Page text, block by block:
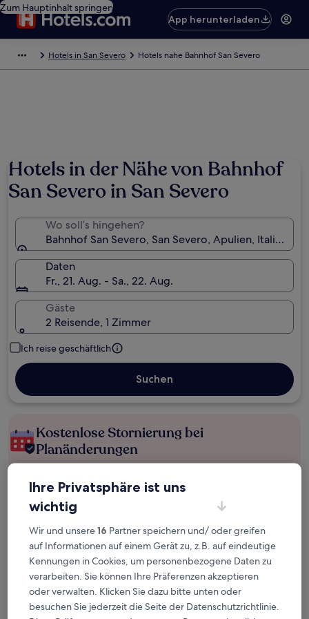
Zum Hauptinhalt springen
App herunterladen
Hotels in San Severo Hotels nahe Bahnhof San Severo
Hotels in der Nähe von Bahnhof
San Severo in San Severo
Wo soll’s hingehen?
Bahnhof San Severo, San Severo, Apulien, Italien
Daten
Fr., 21. Aug. - Sa., 22. Aug.
Gäste
2 Reisende, 1 Zimmer
Ich reise geschäftlich
Suchen
Kostenlose Stornierung bei
Planänderungen
Verdiene Prämien für jede
wahrgenommene Übernachtung
Mehr sparen mit Preisen für Mitglieder
Überprüfe die Preise für diese Daten
Ihre Privatsphäre ist uns
wichtig
Wir und unsere16 Partner speichern und/ oder greifen
auf Informationen auf einem Gerät zu, z.B. auf eindeutige
Kennungen in Cookies, um personenbezogene Daten zu
verarbeiten. Sie können Ihre Präferenzen akzeptieren
oder verwalten. Klicken Sie dazu bitte unten oder
besuchen Sie jederzeit die Seite der Datenschutzrichtlinie.